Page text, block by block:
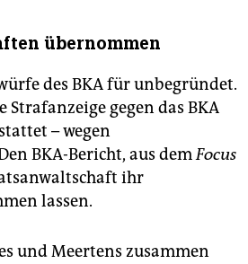
übernommen
des BKA für unbegründet.
Strafanzeige gegen das BKA
– wegen
BKA-Bericht, aus demFocus
ihr
lassen.
und Meertens zusammen